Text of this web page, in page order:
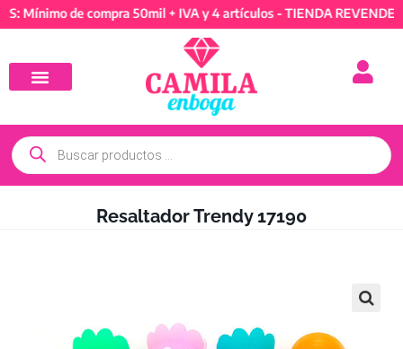
Mínimo de compra 50mil + IVA y 4 artículos - TIENDA
Resaltador Trendy 17190